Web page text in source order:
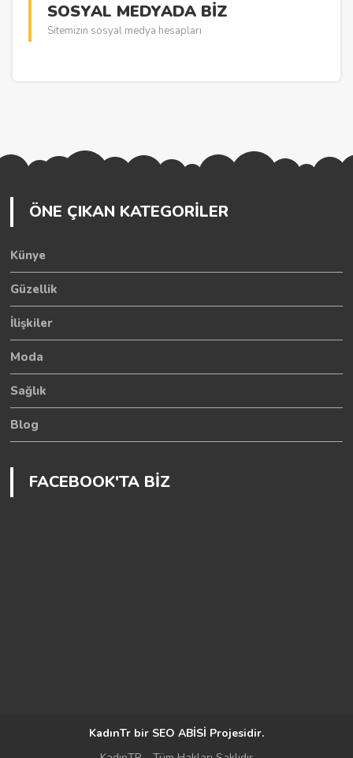
SOSYAL MEDYADA BİZ
Sitemizin sosyal medya hesapları
ÖNE ÇIKAN KATEGORİLER
Künye
Güzellik
İlişkiler
Moda
Sağlık
Blog
FACEBOOK'TA BİZ
KadınTr bir SEO ABİSİ Projesidir.